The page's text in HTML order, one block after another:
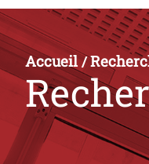
Accueil/